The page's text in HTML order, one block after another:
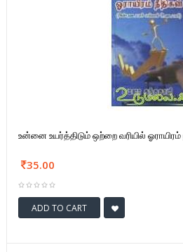
உன்னை உயர்த்திடும் ஒற்றை வரியில்
35.00
ADD TO CART